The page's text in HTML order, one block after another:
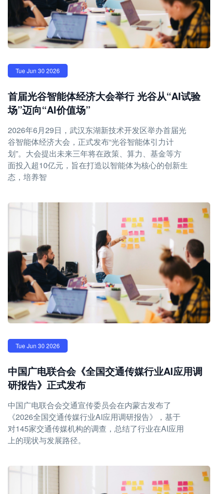
Tue Jun 30 2026
首届光谷智能体经济大会举行 光谷从“AI试验
场”迈向“AI价值场”
2026年6月29日，武汉东湖新技术开发区举办首届光
谷智能体经济大会，正式发布“光谷智能体引力计
划”。大会提出未来三年将在政策、算力、基金等方
面投入超10亿元，旨在打造以智能体为核心的创新生
态，培养智
Tue Jun 30 2026
中国广电联合会《全国交通传媒行业AI应用调
研报告》正式发布
中国广电联合会交通宣传委员会在内蒙古发布了
《2026全国交通传媒行业AI应用调研报告》，基于
对145家交通传媒机构的调查，总结了行业在AI应用
上的现状与发展路径。